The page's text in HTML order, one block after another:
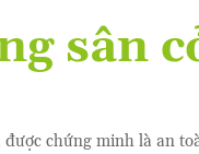
sân
chứng minh là an